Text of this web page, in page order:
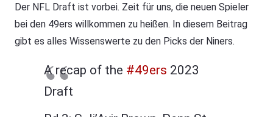
Der NFL Draft ist vorbei. Zeit für uns, die neuen Spieler
bei den 49ers willkommen zu heißen. In diesem Beitrag
gibt es alles Wissenswerte zu den Picks der Niners.
A recap of the #49ers 2023
Draft